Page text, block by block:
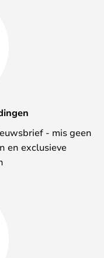
- mis geen
en exclusieve